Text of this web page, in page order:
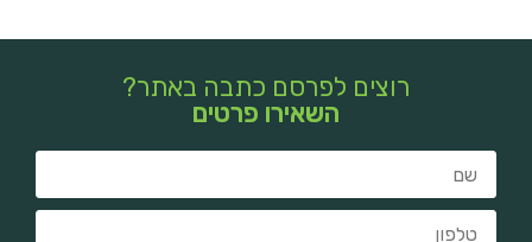
רוצים לפרסם כתבה באתר?
השאירו פרטים